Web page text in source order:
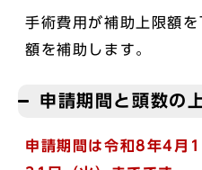
手術費用が補助上限額
額を補助します。
申請期間と頭数の
申請期間は令和8年4 月